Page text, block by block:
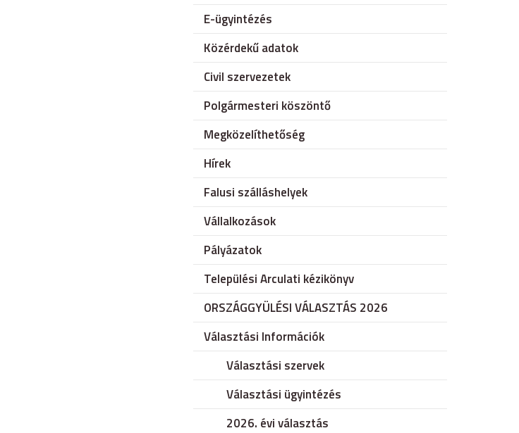
E-ügyintézés
Közérdekű adatok
Civil szervezetek
Polgármesteri köszöntő
Megközelíthetőség
Hírek
Falusi szálláshelyek
Vállalkozások
Pályázatok
Települési Arculati kézikönyv
ORSZÁGGYÜLÉSI VÁLASZTÁS 2026
Választási Információk
Választási szervek
Választási ügyintézés
2026. évi választás